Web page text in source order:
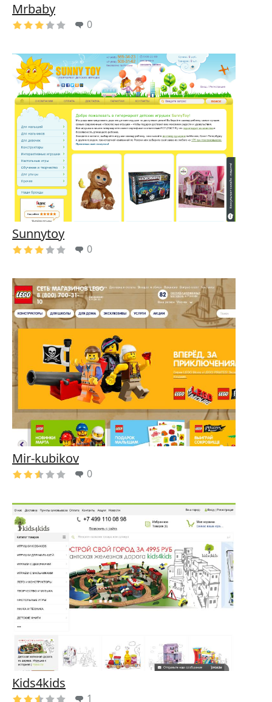
Mrbaby
0
Sunnytoy
0
Mir-kubikov
0
Kids4kids
1